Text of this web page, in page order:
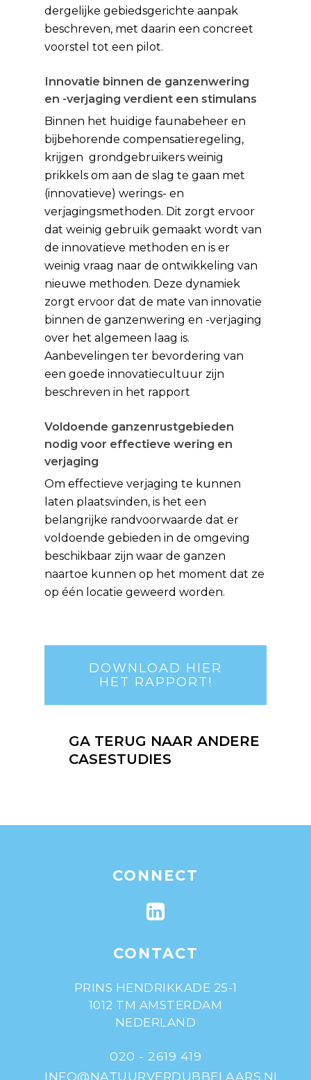
dergelijke gebiedsgerichte aanpak
beschreven, met daarin een concreet
voorstel tot een pilot.
Innovatie binnen de ganzenwering
en -verjaging verdient een stimulans
Binnen het huidige faunabeheer en
bijbehorende compensatieregeling,
krijgen grondgebruikers weinig
prikkels om aan de slag te gaan met
(innovatieve) werings- en
verjagingsmethoden. Dit zorgt ervoor
dat weinig gebruik gemaakt wordt van
de innovatieve methoden en is er
weinig vraag naar de ontwikkeling van
nieuwe methoden. Deze dynamiek
zorgt ervoor dat de mate van innovatie
binnen de ganzenwering en -verjaging
over het algemeen laag is.
Aanbevelingen ter bevordering van
een goede innovatiecultuur zijn
beschreven in het rapport
Voldoende ganzenrustgebieden
nodig voor effectieve wering en
verjaging
Om effectieve verjaging te kunnen
laten plaatsvinden, is het een
belangrijke randvoorwaarde dat er
voldoende gebieden in de omgeving
beschikbaar zijn waar de ganzen
naartoe kunnen op het moment dat ze
op één locatie geweerd worden.
DOWNLOAD HIER
HET RAPPORT!
GA TERUG NAAR ANDERE
CASESTUDIES
CONNECT
CONTACT
PRINS HENDRIKKADE 25-1
1012 TM AMSTERDAM
NEDERLAND
020 - 2619 419
INFO@NATUURVERDUBBELAARS.NL